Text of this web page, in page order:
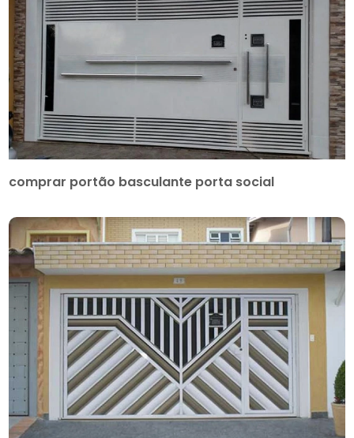
comprar portão basculante porta social